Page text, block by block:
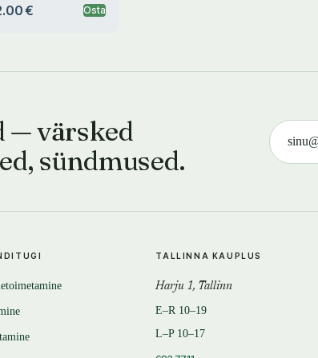
€ Osta
— värsked
sündmused.
TALLINNA KAUPLUS
Harju 1, Tallinn
E–R 10–19
L–P 10–17